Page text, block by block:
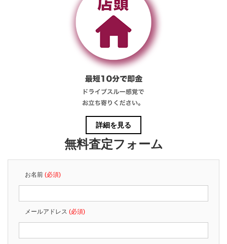
詳細を見る
無料査定フォーム
お名前 (必須)
メールアドレス (必須)